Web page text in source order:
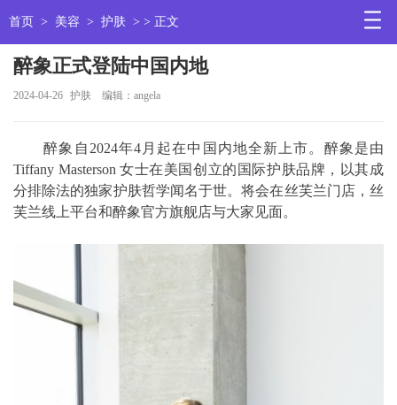
首页 > 美容 > 护肤 > > 正文
醉象正式登陆中国内地
2024-04-26 护肤 编辑：angela
醉象自2024年4月起在中国内地全新上市。醉象是由
Tiffany Masterson 女士在美国创立的国际护肤品牌，以其成
分排除法的独家护肤哲学闻名于世。将会在丝芙兰门店，丝
芙兰线上平台和醉象官方旗舰店与大家见面。